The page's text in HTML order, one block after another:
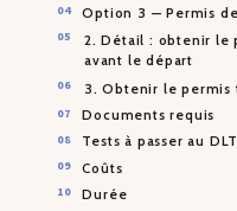
Option 3 — Permis
2. Détail : obtenir le
avant le départ
3. Obtenir le permis
Documents requis
Tests à passer au DLT
Coûts
Durée